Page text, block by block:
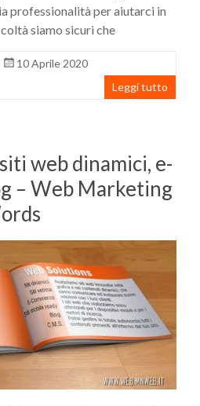
professionalità per aiutarci in
siamo sicuri che
10 Aprile 2020
Leggi tutto
web dinamici, e-
– Web Marketing